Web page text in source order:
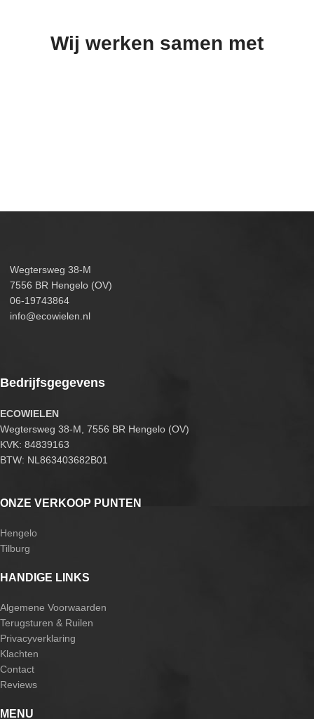
Wij werken samen met
Wegtersweg 38-M
7556 BR Hengelo (OV)
06-19743864
info@ecowielen.nl
Bedrijfsgegevens
ECOWIELEN
Wegtersweg 38-M, 7556 BR Hengelo (OV)
KVK: 84839163
BTW: NL863403682B01
ONZE VERKOOP PUNTEN
Hengelo
Tilburg
HANDIGE LINKS
Algemene Voorwaarden
Terugsturen & Ruilen
Privacyverklaring
Klachten
Contact
Reviews
MENU